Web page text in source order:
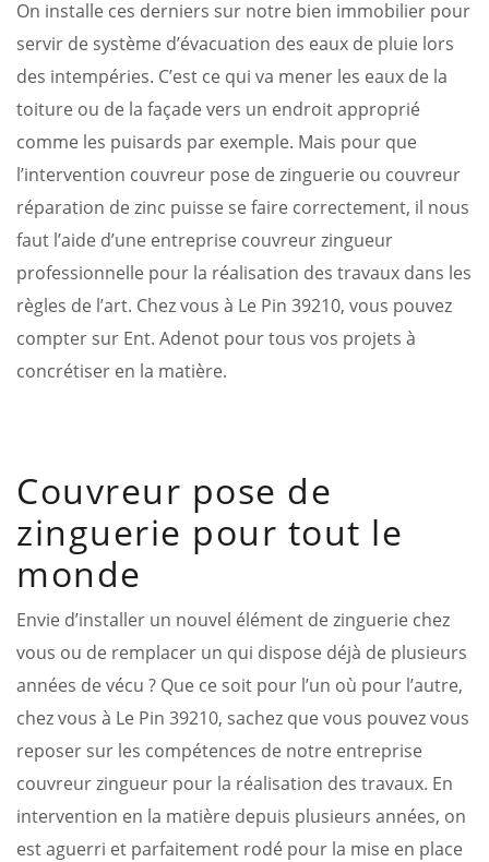
On installe ces derniers sur notre bien immobilier pour
servir de système d’évacuation des eaux de pluie lors
des intempéries. C’est ce qui va mener les eaux de la
toiture ou de la façade vers un endroit approprié
comme les puisards par exemple. Mais pour que
l’intervention couvreur pose de zinguerie ou couvreur
réparation de zinc puisse se faire correctement, il nous
faut l’aide d’une entreprise couvreur zingueur
professionnelle pour la réalisation des travaux dans les
règles de l’art. Chez vous à Le Pin 39210, vous pouvez
compter sur Ent. Adenot pour tous vos projets à
concrétiser en la matière.
Couvreur pose de
zinguerie pour tout le
monde
Envie d’installer un nouvel élément de zinguerie chez
vous ou de remplacer un qui dispose déjà de plusieurs
années de vécu ? Que ce soit pour l’un où pour l’autre,
chez vous à Le Pin 39210, sachez que vous pouvez vous
reposer sur les compétences de notre entreprise
couvreur zingueur pour la réalisation des travaux. En
intervention en la matière depuis plusieurs années, on
est aguerri et parfaitement rodé pour la mise en place